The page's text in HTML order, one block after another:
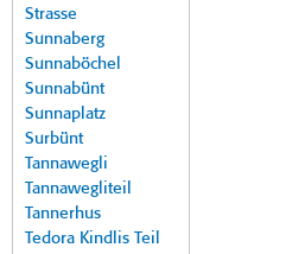
Strasse
Sunnaberg
Sunnaböchel
Sunnabünt
Sunnaplatz
Surbünt
Tannawegli
Tannawegliteil
Tannerhus
Tedora Kindlis Teil